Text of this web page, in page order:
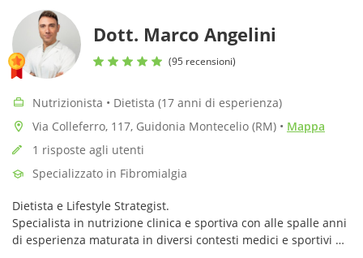
Dott. Marco Angelini
(95 recensioni)
Nutrizionista • Dietista (17 anni di esperienza)
Via Colleferro, 117, Guidonia Montecelio (RM) • Mappa
1 risposte agli utenti
Specializzato in Fibromialgia
Dietista e Lifestyle Strategist.
Specialista in nutrizione clinica e sportiva con alle spalle anni
di esperienza maturata in diversi contesti medici e sportivi di